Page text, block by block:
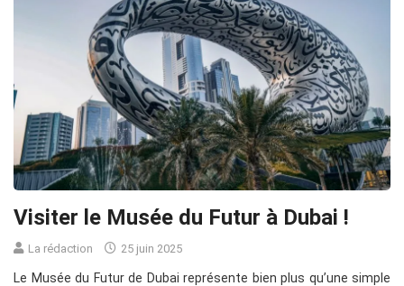
Visiter le Musée du Futur à Dubai !
La rédaction 25 juin 2025
Le Musée du Futur de Dubai représente bien plus qu’une simple